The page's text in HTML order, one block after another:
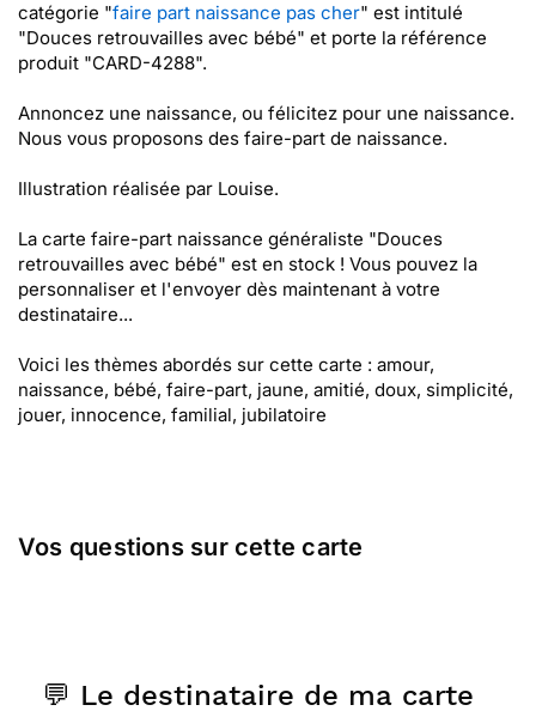
catégorie "faire part naissance pas cher" est intitulé
"Douces retrouvailles avec bébé" et porte la référence
produit "CARD-4288".
Annoncez une naissance, ou félicitez pour une naissance.
Nous vous proposons des faire-part de naissance.
Illustration réalisée par Louise.
La carte faire-part naissance généraliste "Douces
retrouvailles avec bébé" est en stock ! Vous pouvez la
personnaliser et l'envoyer dès maintenant à votre
destinataire...
Voici les thèmes abordés sur cette carte : amour,
naissance, bébé, faire-part, jaune, amitié, doux, simplicité,
jouer, innocence, familial, jubilatoire
Vos questions sur cette carte
💬 Le destinataire de ma carte